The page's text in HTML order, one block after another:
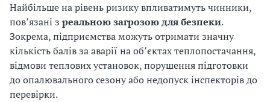
Найбільше на рівень ризику впливатимуть чинники,
пов՚язані з реальною загрозою для безпеки.
Зокрема, підприємства можуть отримати значну
кількість балів за аварії на об՚єктах теплопостачання,
відмови теплових установок, порушення підготовки
до опалювального сезону або недопуск інспекторів до
перевірки.